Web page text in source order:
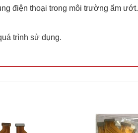
điện thoại trong môi trường ẩm ướt.
trình sử dụng.